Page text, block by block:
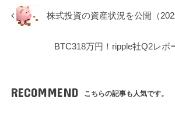
株式投資の資産状況を公開（
BTC318万円！ripple社Q2レポ
RECOMMEND こちらの記事も人気です。